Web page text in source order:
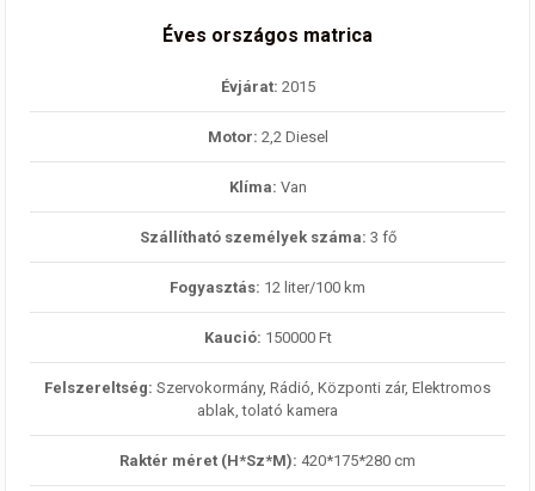
Éves országos matrica
Évjárat: 2015
Motor: 2,2 Diesel
Klíma: Van
Szállítható személyek száma: 3 fő
Fogyasztás: 12 liter/100 km
Kaució: 150000 Ft
Felszereltség: Szervokormány, Rádió, Központi zár, Elektromos
ablak, tolató kamera
Raktér méret (H*Sz*M): 420*175*280 cm